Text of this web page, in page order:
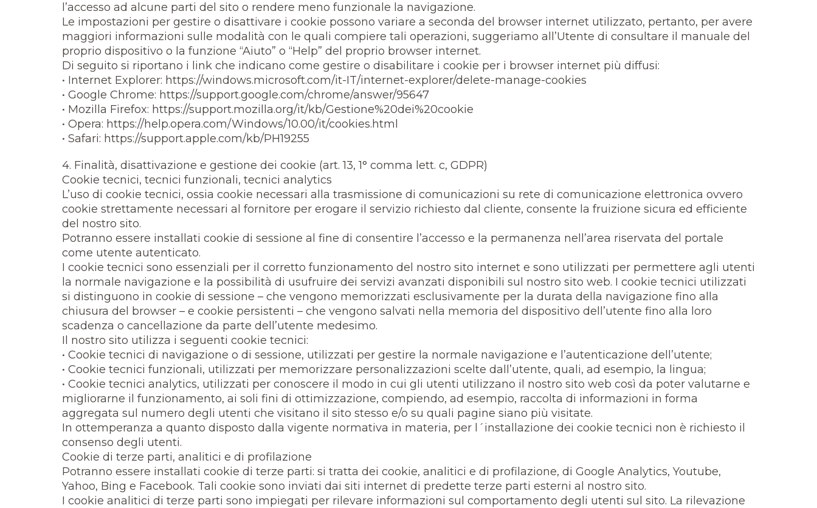
l’accesso ad alcune parti del sito o rendere meno funzionale la navigazione.
Le impostazioni per gestire o disattivare i cookie possono variare a seconda del browser internet utilizzato, pertanto, per avere
maggiori informazioni sulle modalità con le quali compiere tali operazioni, suggeriamo all’Utente di consultare il manuale del
proprio dispositivo o la funzione “Aiuto” o “Help” del proprio browser internet.
Di seguito si riportano i link che indicano come gestire o disabilitare i cookie per i browser internet più diffusi:
• Internet Explorer: https://windows.microsoft.com/it-IT/internet-explorer/delete-manage-cookies
• Google Chrome: https://support.google.com/chrome/answer/95647
• Mozilla Firefox: https://support.mozilla.org/it/kb/Gestione%20dei%20cookie
• Opera: https://help.opera.com/Windows/10.00/it/cookies.html
• Safari: https://support.apple.com/kb/PH19255
4. Finalità, disattivazione e gestione dei cookie (art. 13, 1° comma lett. c, GDPR)
Cookie tecnici, tecnici funzionali, tecnici analytics
L’uso di cookie tecnici, ossia cookie necessari alla trasmissione di comunicazioni su rete di comunicazione elettronica ovvero
cookie strettamente necessari al fornitore per erogare il servizio richiesto dal cliente, consente la fruizione sicura ed efficiente
del nostro sito.
Potranno essere installati cookie di sessione al fine di consentire l’accesso e la permanenza nell’area riservata del portale
come utente autenticato.
I cookie tecnici sono essenziali per il corretto funzionamento del nostro sito internet e sono utilizzati per permettere agli utenti
la normale navigazione e la possibilità di usufruire dei servizi avanzati disponibili sul nostro sito web. I cookie tecnici utilizzati
si distinguono in cookie di sessione – che vengono memorizzati esclusivamente per la durata della navigazione fino alla
chiusura del browser – e cookie persistenti – che vengono salvati nella memoria del dispositivo dell’utente fino alla loro
scadenza o cancellazione da parte dell’utente medesimo.
Il nostro sito utilizza i seguenti cookie tecnici:
• Cookie tecnici di navigazione o di sessione, utilizzati per gestire la normale navigazione e l’autenticazione dell’utente;
• Cookie tecnici funzionali, utilizzati per memorizzare personalizzazioni scelte dall’utente, quali, ad esempio, la lingua;
• Cookie tecnici analytics, utilizzati per conoscere il modo in cui gli utenti utilizzano il nostro sito web così da poter valutarne e
migliorarne il funzionamento, ai soli fini di ottimizzazione, compiendo, ad esempio, raccolta di informazioni in forma
aggregata sul numero degli utenti che visitano il sito stesso e/o su quali pagine siano più visitate.
In ottemperanza a quanto disposto dalla vigente normativa in materia, per l´installazione dei cookie tecnici non è richiesto il
consenso degli utenti.
Cookie di terze parti, analitici e di profilazione
Potranno essere installati cookie di terze parti: si tratta dei cookie, analitici e di profilazione, di Google Analytics, Youtube,
Yahoo, Bing e Facebook. Tali cookie sono inviati dai siti internet di predette terze parti esterni al nostro sito.
I cookie analitici di terze parti sono impiegati per rilevare informazioni sul comportamento degli utenti sul sito. La rilevazione